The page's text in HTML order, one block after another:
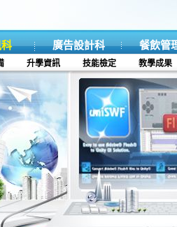
廣告設計科 餐飲管
升學資訊 技能檢定 教學成果